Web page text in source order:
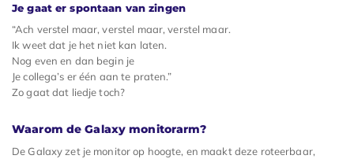
Je gaat er spontaan van zingen
“Ach verstel maar, verstel maar, verstel maar.
Ik weet dat je het niet kan laten.
Nog even en dan begin je
Je collega’s er één aan te praten.”
Zo gaat dat liedje toch?
Waarom de Galaxy monitorarm?
De Galaxy zet je monitor op hoogte, en maakt deze roteerbaar,